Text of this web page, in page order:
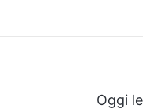
Oggi